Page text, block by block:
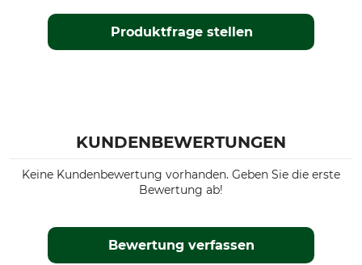
Produktfrage stellen
KUNDENBEWERTUNGEN
Keine Kundenbewertung vorhanden. Geben Sie die erste
Bewertung ab!
Bewertung verfassen